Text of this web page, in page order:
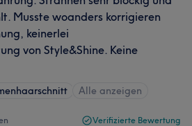
Musste woanders korrigieren
keinerlei
von Style&Shine. Keine
Alle anzeigen
Verifizierte Bewertung